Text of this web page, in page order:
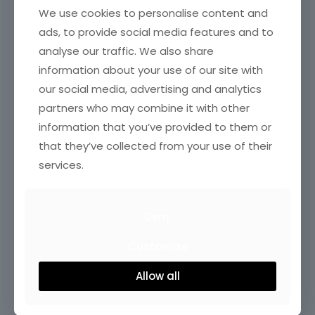
We use cookies to personalise content and
ads, to provide social media features and to
analyse our traffic. We also share
information about your use of our site with
our social media, advertising and analytics
partners who may combine it with other
information that you’ve provided to them or
that they’ve collected from your use of their
services.
Allow all